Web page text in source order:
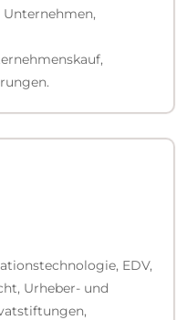
EDV,
Urheber- und